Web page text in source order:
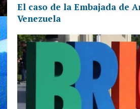
El caso de la Embajada de
Venezuela